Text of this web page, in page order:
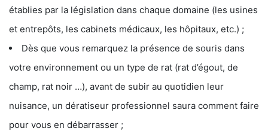
établies par la législation dans chaque domaine (les usines
et entrepôts, les cabinets médicaux, les hôpitaux, etc.) ;
Dès que vous remarquez la présence de souris dans
votre environnement ou un type de rat (rat d’égout, de
champ, rat noir …), avant de subir au quotidien leur
nuisance, un dératiseur professionnel saura comment faire
pour vous en débarrasser ;